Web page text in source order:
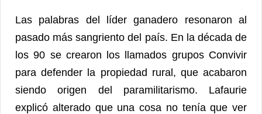
Las palabras del líder ganadero resonaron al
pasado más sangriento del país. En la década de
los 90 se crearon los llamados grupos Convivir
para defender la propiedad rural, que acabaron
siendo origen del paramilitarismo. Lafaurie
explicó alterado que una cosa no tenía que ver